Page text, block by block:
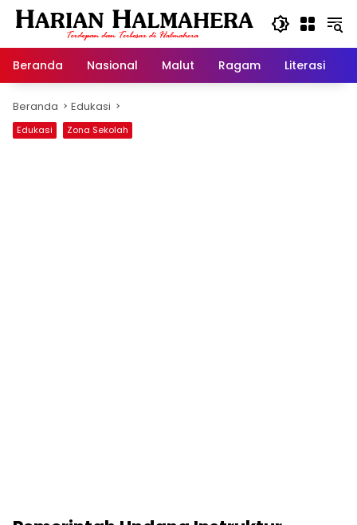
Langsung
Beranda
Nasional Malut Ragam Literasi
Beranda Edukasi
Edukasi Zona Sekolah